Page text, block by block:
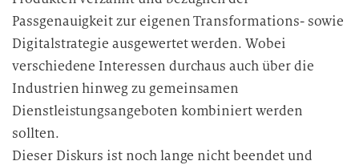
Passgenauigkeit zur eigenen Transformations- sowie
Digitalstrategie ausgewertet werden. Wobei
verschiedene Interessen durchaus auch über die
Industrien hinweg zu gemeinsamen
Dienstleistungsangeboten kombiniert werden
sollten.
Dieser Diskurs ist noch lange nicht beendet und